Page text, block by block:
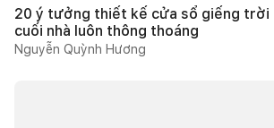
20 ý tưởng thiết kế cửa sổ giếng trời
cuối nhà luôn thông thoáng
Nguyễn Quỳnh Hương